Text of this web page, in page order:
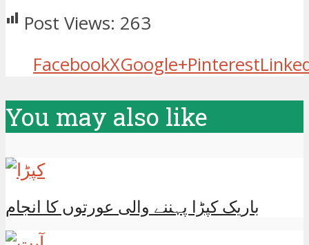
Post Views: 263
FacebookXGoogle+Pinterest
You may also like
باریک کپڑا پہننے والی عورتوں کا انجام